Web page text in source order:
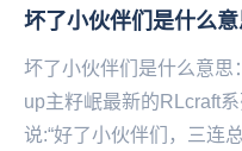
坏了小伙伴们是什么
坏了小伙伴们是什么意思
up主籽岷最新的RLcraft
说:“好了小伙伴们，三连